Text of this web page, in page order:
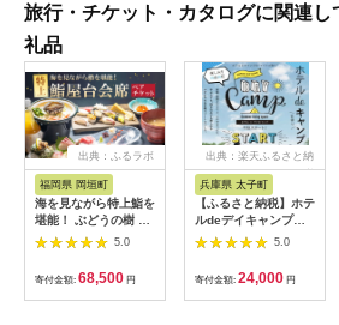
旅行・チケット・カタログに関連し
礼品
出典：ふるラボ
福岡県 岡垣町
海を見ながら特上鮨を
堪能！ ぶどうの樹 鮨
屋台ペア お食事券 海
鮮 海 屋台 食事 ペア
福岡県 岡垣町
5.0
寄付金額: 68,500 円
出典：楽天ふるさと納
税
兵庫県 太子町
【ふるさと納税】ホテ
ルdeデイキャンプ体
験チケット
【1364991】
5.0
寄付金額: 24,000 円